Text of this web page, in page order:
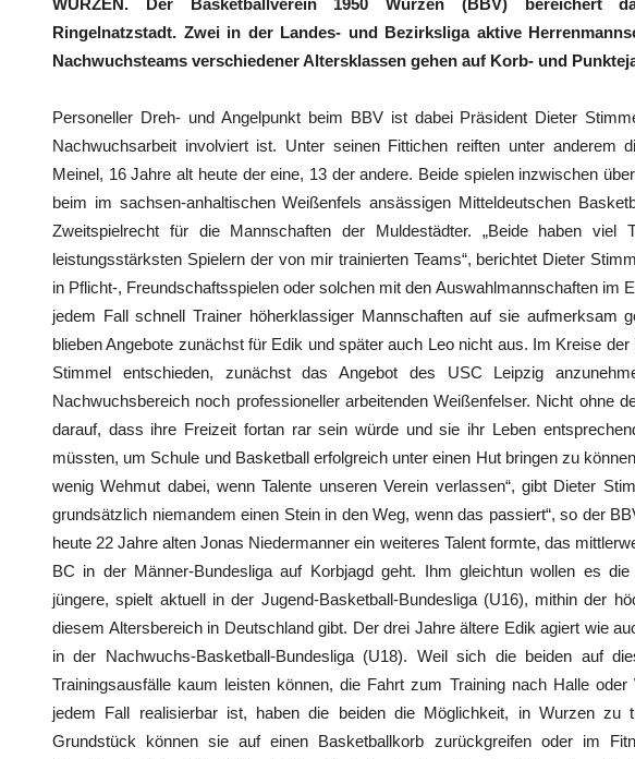
WURZEN. Der Basketballverein 1950 Wurzen (BBV) bereichert
Ringelnatzstadt. Zwei in der Landes- und Bezirksliga aktive
Nachwuchsteams verschiedener Altersklassen gehen auf Korb- und
Personeller Dreh- und Angelpunkt beim BBV ist dabei Präsident Dieter
Nachwuchsarbeit involviert ist. Unter seinen Fittichen reiften unter anderem
Meinel, 16 Jahre alt heute der eine, 13 der andere. Beide spielen inzwischen
beim im sachsen-anhaltischen Weißenfels ansässigen Mitteldeutschen
Zweitspielrecht für die Mannschaften der Muldestädter. „Beide haben viel
leistungsstärksten Spielern der von mir trainierten Teams“, berichtet Dieter
in Pflicht-, Freundschaftsspielen oder solchen mit den Auswahlmannschaften im
jedem Fall schnell Trainer höherklassiger Mannschaften auf sie aufmerksam
blieben Angebote zunächst für Edik und später auch Leo nicht aus. Im Kreise
Stimmel entschieden, zunächst das Angebot des USC Leipzig
Nachwuchsbereich noch professioneller arbeitenden Weißenfelser. Nicht ohne
darauf, dass ihre Freizeit fortan rar sein würde und sie ihr Leben
müssten, um Schule und Basketball erfolgreich unter einen Hut bringen zu
wenig Wehmut dabei, wenn Talente unseren Verein verlassen“, gibt Dieter
grundsätzlich niemandem einen Stein in den Weg, wenn das passiert“, so der
heute 22 Jahre alten Jonas Niedermanner ein weiteres Talent formte, das
BC in der Männer-Bundesliga auf Korbjagd geht. Ihm gleichtun wollen es die
jüngere, spielt aktuell in der Jugend-Basketball-Bundesliga (U16), mithin der
diesem Altersbereich in Deutschland gibt. Der drei Jahre ältere Edik agiert wie
in der Nachwuchs-Basketball-Bundesliga (U18). Weil sich die beiden auf
Trainingsausfälle kaum leisten können, die Fahrt zum Training nach Halle
jedem Fall realisierbar ist, haben die beiden die Möglichkeit, in Wurzen zu
Grundstück können sie auf einen Basketballkorb zurückgreifen oder im